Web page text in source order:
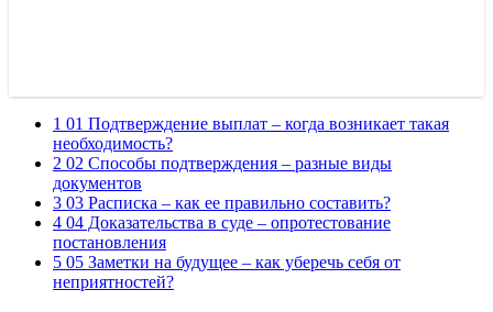
1 01 Подтверждение выплат – когда возникает такая
необходимость?
2 02 Способы подтверждения – разные виды
документов
3 03 Расписка – как ее правильно составить?
4 04 Доказательства в суде – опротестование
постановления
5 05 Заметки на будущее – как уберечь себя от
неприятностей?